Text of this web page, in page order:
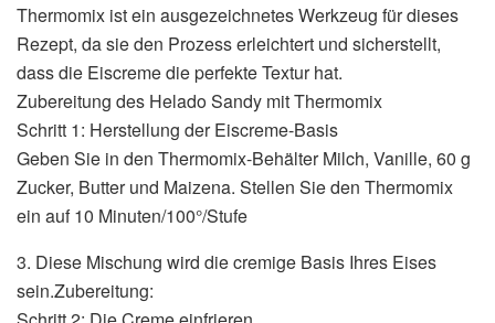
Thermomix ist ein ausgezeichnetes Werkzeug für dieses
Rezept, da sie den Prozess erleichtert und sicherstellt,
dass die Eiscreme die perfekte Textur hat.
Zubereitung des Helado Sandy mit Thermomix
Schritt 1: Herstellung der Eiscreme-Basis
Geben Sie in den Thermomix-Behälter Milch, Vanille, 60 g
Zucker, Butter und Maizena. Stellen Sie den Thermomix
ein auf 10 Minuten/100°/Stufe
3. Diese Mischung wird die cremige Basis Ihres Eises
sein.Zubereitung: